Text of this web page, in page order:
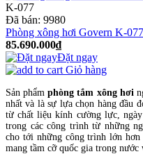
K-077
Đã bán: 9980
Phòng xông hơi Govern K-
85.690.000₫
Đặt ngay
Giỏ hàng
Sản phẩmphòng tắm xông hơi
nhất và là sự lựa chọn hàng đầu
từ chất liệu kính cường lực,
trong các công trình từ những
cho tới những công trình lớn
mang tầm cỡ quốc gia trong nước